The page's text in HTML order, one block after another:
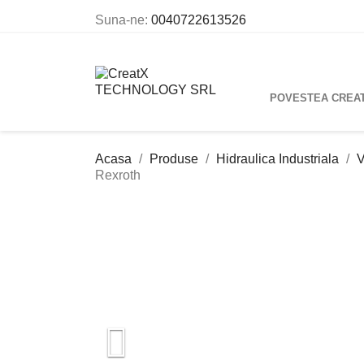
Suna-ne: 0040722613526
POVESTEA
Acasa Produse Hidraulica Industriala
Rexroth
